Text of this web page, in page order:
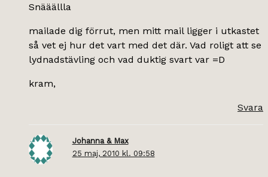
Snääällla
mailade dig förrut, men mitt mail ligger i utkastet
så vet ej hur det vart med det där. Vad roligt att se
lydnadstävling och vad duktig svart var =D
kram,
Svara
Johanna & Max
25 maj, 2010 kl. 09:58